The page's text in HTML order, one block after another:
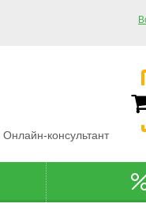
Онлайн-консультант